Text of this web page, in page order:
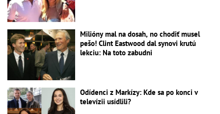
Milióny mal na dosah, no chodiť musel
pešo! Clint Eastwood dal synovi krutú
lekciu: Na toto zabudni
Odídenci z Markízy: Kde sa po konci v
televízii usídlili?